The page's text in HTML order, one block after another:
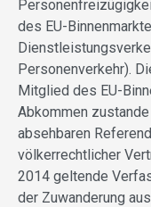
des EU-
Personenverkehr).
Mitglied des EU-
Abkommen
absehbaren
völkerrechtlicher
2014 geltende
der Zuwanderung